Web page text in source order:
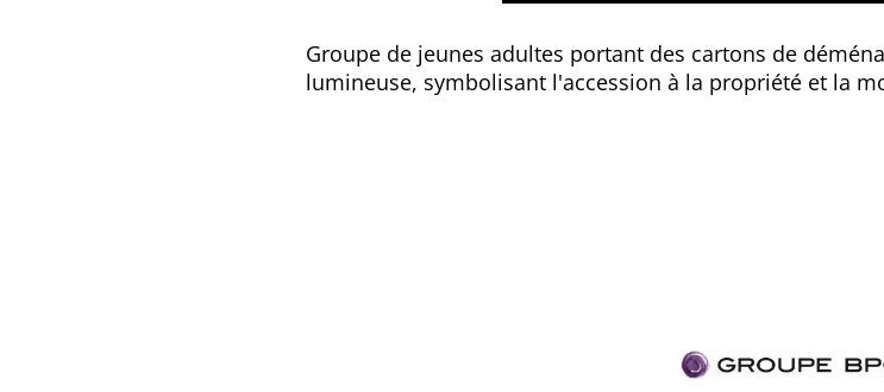
Groupe de jeunes adultes portant des cartons de
lumineuse, symbolisant l'accession à la propriété et la